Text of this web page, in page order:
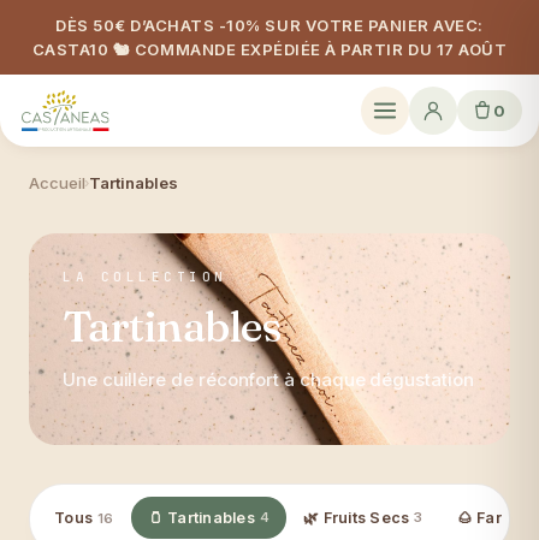
DÈS 50€ D’ACHATS -10% SUR VOTRE PANIER AVEC:
CASTA10 🐿️ COMMANDE EXPÉDIÉE À PARTIR DU 17 AOÛT
0
Accueil›Tartinables
LA COLLECTION
Tartinables
Une cuillère de réconfort à chaque dégustation
Tous 16 🫙 Tartinables 4 🌿 Fruits Secs 3 🌰 Farine